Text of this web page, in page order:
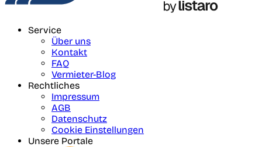
Service
Über uns
Kontakt
FAQ
Vermieter-Blog
Rechtliches
Impressum
AGB
Datenschutz
Cookie Einstellungen
Unsere Portale